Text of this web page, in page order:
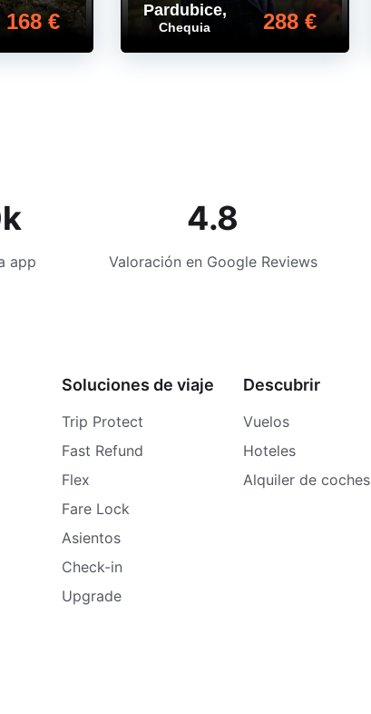
168 € Pardubice,
Chequia 288 €
app
4.8
Valoración en Google Reviews
Soluciones de viaje
Trip Protect
Fast Refund
Flex
Fare Lock
Asientos
Check-in
Upgrade
Descubrir
Vuelos
Hoteles
Alquiler de coches